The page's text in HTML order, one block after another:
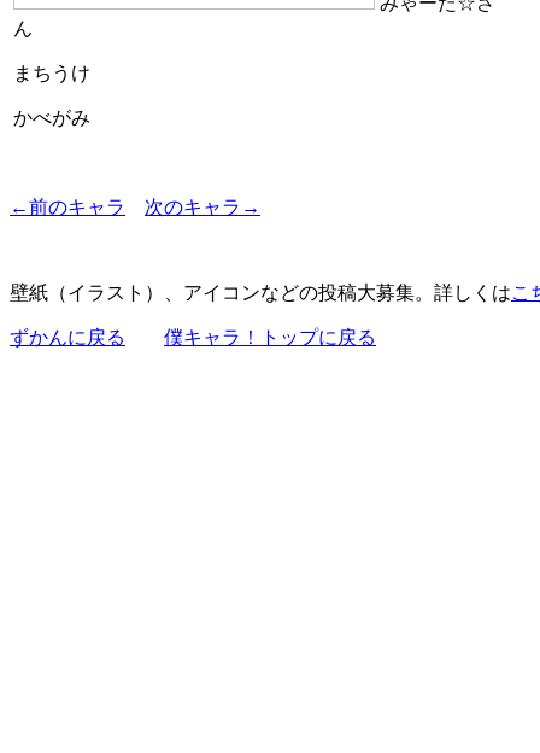
ん
まちうけ
かべがみ
←前のキャラ 次のキャラ→
壁紙（イラスト）、アイコンなどの投稿大募集。詳しくはこ
ずかんに戻る 僕キャラ！トップに戻る